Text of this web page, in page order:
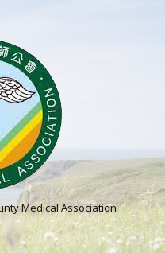
Medical Association